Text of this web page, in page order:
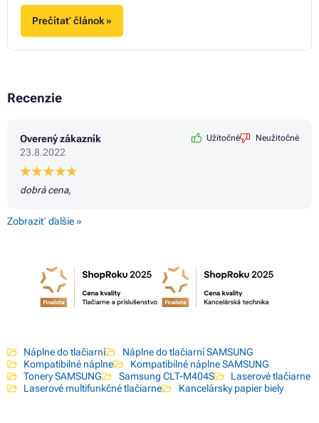
Prečítať článok »
Recenzie
Overený zákazník
23.8.2022
Užitočné Neužitočné
dobrá cena,
Zobraziť ďalšie »
Náplne do tlačiarní
Náplne do tlačiarní SAMSUNG
Kompatibilné náplne
Kompatibilné náplne SAMSUNG
Tonery SAMSUNG
Samsung CLT-M404S
Laserové tlačiarne
Laserové multifunkčné tlačiarne
Kancelársky papier biely